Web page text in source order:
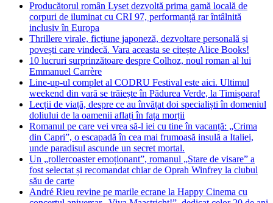
Producătorul român Lyset dezvoltă prima gamă locală de
corpuri de iluminat cu CRI 97, performanță rar întâlnită
inclusiv în Europa
Thrillere virale, ficțiune japoneză, dezvoltare personală și
povești care vindecă. Vara aceasta se citește Alice Books!
10 lucruri surprinzătoare despre Colhoz, noul roman al lui
Emmanuel Carrère
Line-up-ul complet al CODRU Festival este aici. Ultimul
weekend din vară se trăiește în Pădurea Verde, la Timișoara!
Lecții de viață, despre ce au învățat doi specialiști în domeniul
doliului de la oamenii aflați în fața morții
Romanul pe care vei vrea să-l iei cu tine în vacanță: „Crima
din Capri”, o escapadă în cea mai frumoasă insulă a Italiei,
unde paradisul ascunde un secret mortal.
Un „rollercoaster emoționant”, romanul „Stare de visare” a
fost selectat și recomandat chiar de Oprah Winfrey la clubul
său de carte
André Rieu revine pe marile ecrane la Happy Cinema cu